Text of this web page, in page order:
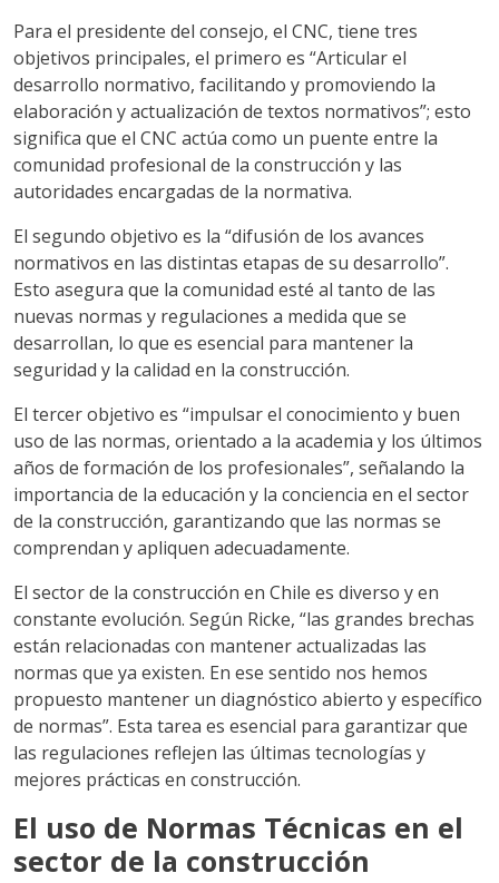
Para el presidente del consejo, el CNC, tiene tres
objetivos principales, el primero es “Articular el
desarrollo normativo, facilitando y promoviendo la
elaboración y actualización de textos normativos”; esto
significa que el CNC actúa como un puente entre la
comunidad profesional de la construcción y las
autoridades encargadas de la normativa.
El segundo objetivo es la “difusión de los avances
normativos en las distintas etapas de su desarrollo”.
Esto asegura que la comunidad esté al tanto de las
nuevas normas y regulaciones a medida que se
desarrollan, lo que es esencial para mantener la
seguridad y la calidad en la construcción.
El tercer objetivo es “impulsar el conocimiento y buen
uso de las normas, orientado a la academia y los últimos
años de formación de los profesionales”, señalando la
importancia de la educación y la conciencia en el sector
de la construcción, garantizando que las normas se
comprendan y apliquen adecuadamente.
El sector de la construcción en Chile es diverso y en
constante evolución. Según Ricke, “las grandes brechas
están relacionadas con mantener actualizadas las
normas que ya existen. En ese sentido nos hemos
propuesto mantener un diagnóstico abierto y específico
de normas”. Esta tarea es esencial para garantizar que
las regulaciones reflejen las últimas tecnologías y
mejores prácticas en construcción.
El uso de Normas Técnicas en el
sector de la construcción